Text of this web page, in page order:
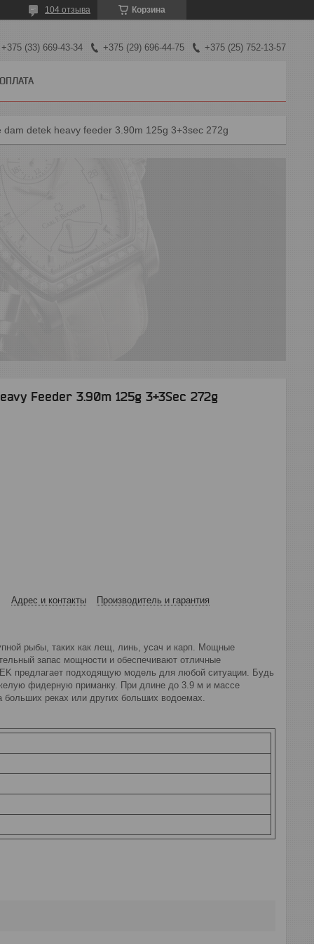
Корзина
104 отзыва
+375 (33) 669-43-34 +375 (29) 696-44-75 +375 (25) 752-13-57
detek heavy feeder 3.90m 125g 3+3sec 272g
Feeder 3.90m 125g 3+3Sec 272g
Адрес и контакты Производитель и гарантия
рыбы, таких как лещ, линь, усач и карп. Мощные
запас мощности и обеспечивают отличные
предлагает подходящую модель для любой ситуации. Будь
фидерную приманку. При длине до 3.9 м и массе
реках или других больших водоемах.